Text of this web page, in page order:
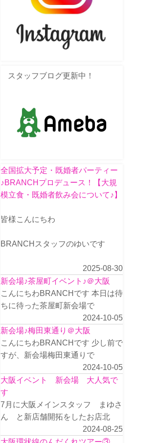
スタッフブログ更新中！
全国拡大予定・既婚者パーティー
♪BRANCHプロデュース！【大規
模立食・既婚者飲み会について♪】
皆様こんにちわ
BRANCHスタッフのゆいです
2025-08-30
新会場♪茶屋町イベント♪＠大阪
こんにちわBRANCHです 本日は待
ちに待った茶屋町新会場で
2024-10-05
新会場♪梅田東通り＠大阪
こんにちわBRANCHです 少し前で
すが、新会場梅田東通りで
2024-10-05
大阪イベント 新会場 大人気で
す
7月に大阪メインスタッフ まゆさ
ん と新店舗開拓をしたお店北
2024-08-25
大阪環状線のんだくれツアー③